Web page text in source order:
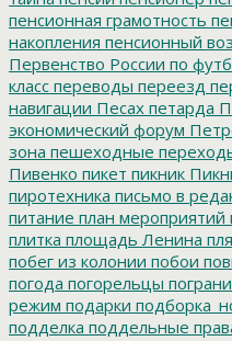
пенсионная грамотность
накопления пенсионный
Первенство России по
класс переводы переезд
навигации Песах петарда
экономический форум
зона пешеходные
Пивенко пикет пикник
пиротехника письмо в
питание план мероприятий
плитка площадь Ленина
побег из колонии побои
погода погорельцы
режим подарки
подделка поддельные